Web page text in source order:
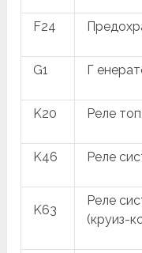
F24
G1 Г
K20 Реле
K46 Реле
K63
Реле
(круиз-